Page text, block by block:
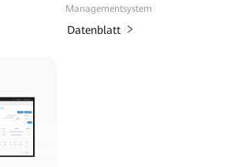
Managementsystem
Datenblatt